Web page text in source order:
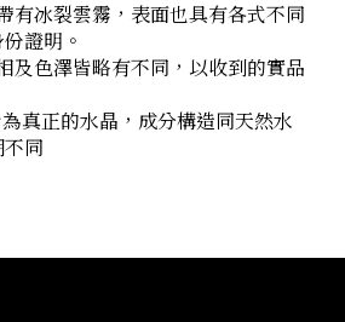
有冰裂雲霧，表面也具有各式不同
證明。
及色澤皆略有不同，以收到的實品
真正的水晶，成分構造同天然水
同